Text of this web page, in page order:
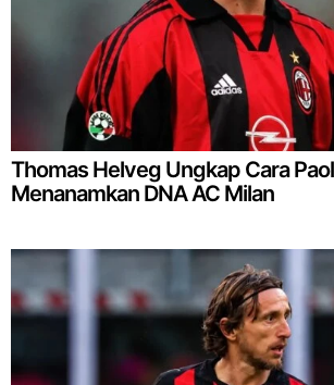
Thomas Helveg Ungkap Cara
Menanamkan DNA AC Milan